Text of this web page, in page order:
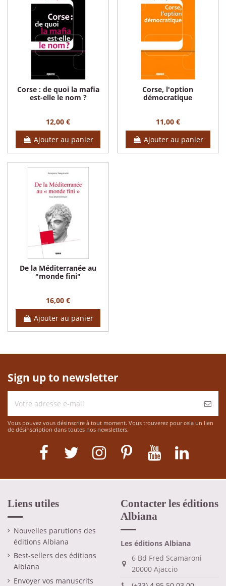
Corse : de quoi la mafia
est-elle le nom ?
12,00 €
Ajouter au panier
Corse, l'option
démocratique
11,00 €
Ajouter au panier
De la Méditerranée au
"monde fini"
16,00 €
Ajouter au panier
Sign up to newsletter
Vous pouvez vous désinscrire à tout moment. Vous trouverez pour cela un lien
de désinscription dans toutes nos newsletters.
Liens utiles
Nouvelles parutions des
éditions Albiana
Best-sellers des éditions
Albiana
Envoyer vos manuscrits
Contacter les éditions
Albiana
Les éditions Albiana
6 Bd Fred Scamaroni
20000 Ajaccio